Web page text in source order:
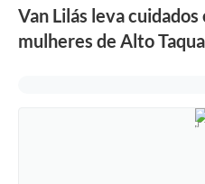
Van Lilás leva
mulheres de Alto